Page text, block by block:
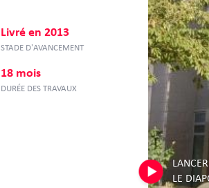
Livré en 2013
STADE D'AVANCEMENT
18 mois
DURÉE DES TRAVAUX
LANCER
LE